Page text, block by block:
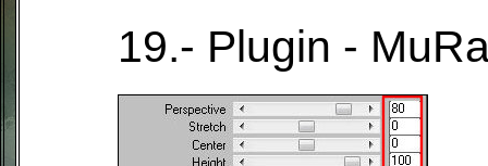
19.- Plugin -